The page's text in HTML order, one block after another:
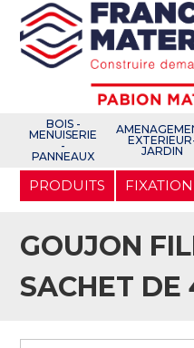
Aller
contenu
BOIS -
MENUISERIE
-
PANNEAUX
JARDIN
PRODUITS
GOUJON
SACHET DE